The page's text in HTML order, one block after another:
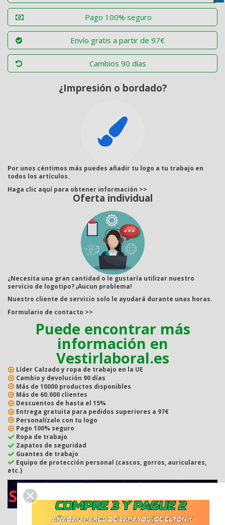
Pago 100% seguro
Envío gratis a partir de 97€
Cambios 90 días
¿Impresión o bordado?
Por unos céntimos más puedes añadir tu logo a tu trabajo en
todos los artículos.
Haga clic aquí para obtener información >>
Oferta individual
¿Necesita una gran cantidad o le gustaría utilizar nuestro
servicio de logotipo? ¡Aucun problema!
Nuestro cliente de servicio solo le ayudará durante unas horas.
Formulario de contacto >>
Puede encontrar más
información en
Vestirlaboral.es
Líder Calzado y ropa de trabajo en la UE
Cambio y devolución 90 días
Más de 10000 productos disponibles
Más de 60.000 clientes
Descuentos de hasta el 15%
Entrega gratuita para pedidos superiores a 97€
Personalízalo con tu logo
Pago 100% seguro
Ropa de trabajo
Zapatos de seguridad
Guantes de trabajo
Equipo de protección personal (cascos, gorros, auriculares,
etc.)